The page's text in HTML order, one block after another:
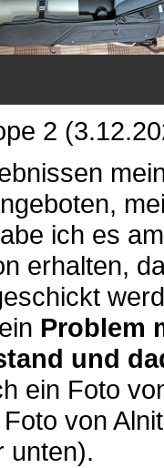
2
ich es
erhalten,
Problem
und
ein Foto
von
unten).